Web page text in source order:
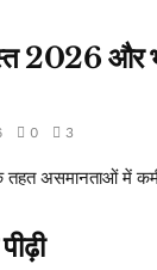
2026 और
0 3
असमानताओं में